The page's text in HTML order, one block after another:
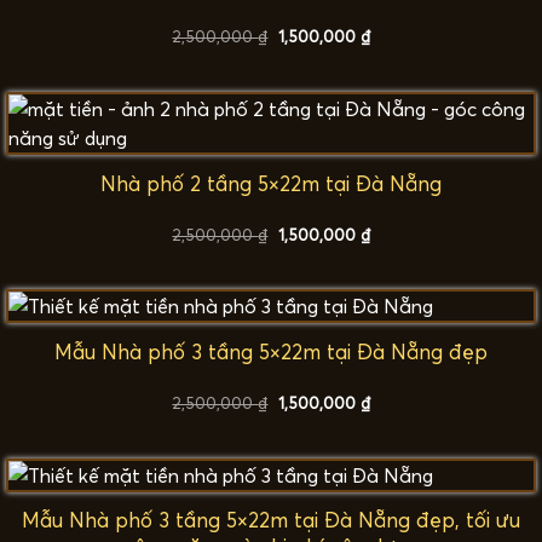
2,500,000₫ Giá
gốc
1,500,000 ₫Giá
hiện
1,500,000 ₫.
Nhà phố 2 tầng 5×22m tại Đà Nẵng
2,500,000₫ Giá
gốc
1,500,000 ₫Giá
hiện
1,500,000 ₫.
Mẫu Nhà phố 3 tầng 5×22m tại Đà Nẵng đẹp
2,500,000₫ Giá
gốc
1,500,000 ₫Giá
hiện
1,500,000 ₫.
Mẫu Nhà phố 3 tầng 5×22m tại Đà Nẵng đẹp, tối ưu